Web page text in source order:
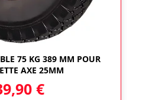
75 KG 389 MM POUR
AXE 25MM
€